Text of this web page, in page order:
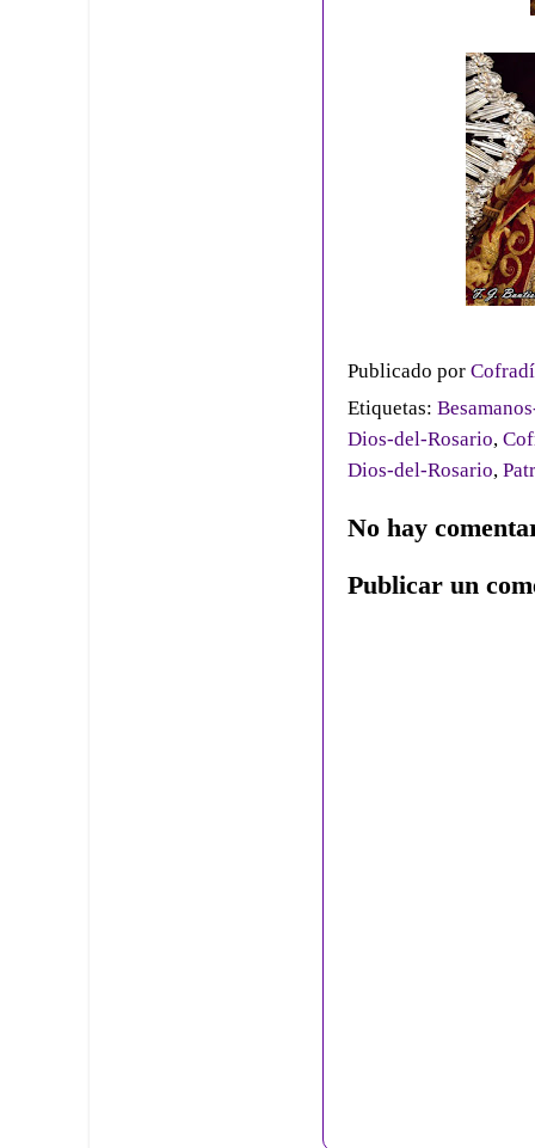
Publicado por
Etiquetas:
Dios-del-Rosario,
Dios-del-Rosario,
No hay
Publicar un